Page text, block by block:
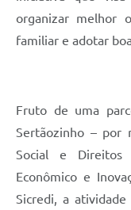
Contato
organizar melhor
familiar e adotar
Fruto de uma
Sertãozinho – por
Social e Direitos
Econômico e
Sicredi, a